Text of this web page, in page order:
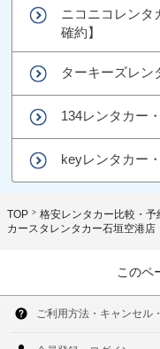
ニコニコレンタ
確約】
ターキーズレン
134レンタカー
keyレンタカー
TOP 格安レンタカー比較・予
カースタレンタカー石垣空港店
このペ